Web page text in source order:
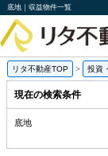
底地｜収益物件一覧
リタ不動産TOP > 投資
現在の検索条件
底地